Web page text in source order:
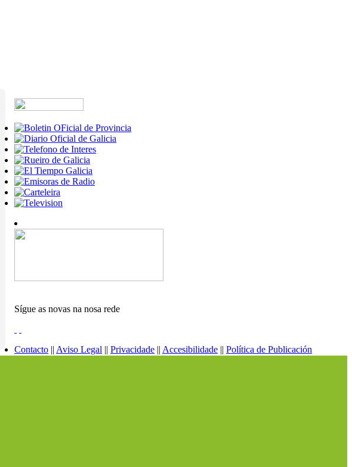
Sígue as novas na nosa rede
Contacto || Aviso Legal || Privacidade || Accesibilidade || Política de Publicación